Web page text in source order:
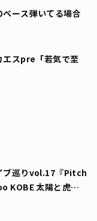
ース弾いてる場合
エスpre「若気で至
ブ巡りvol.17『Pitch
KOBE 太陽と虎
言葉を」』